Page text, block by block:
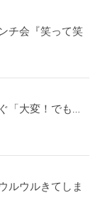
チ会『笑って笑
「大変！でも…
ルウルきてしま